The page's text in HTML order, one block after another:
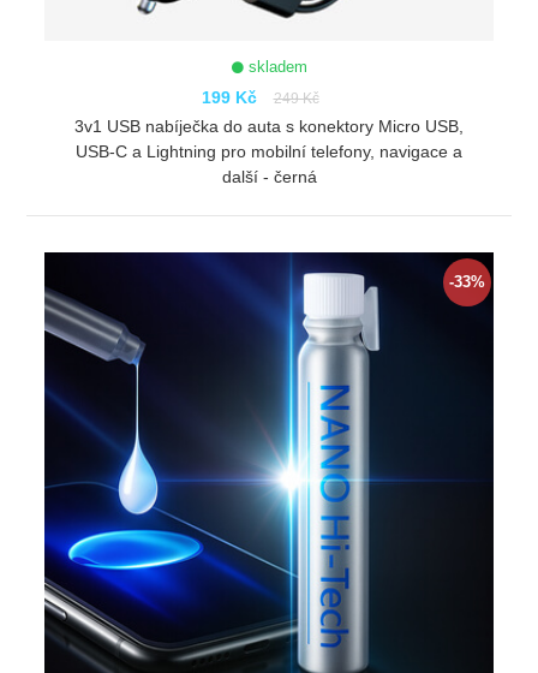
skladem
199 Kč 249 Kč
ZOBRAZIT
3v1 USB nabíječka do auta s konektory Micro USB,
USB-C a Lightning pro mobilní telefony, navigace a
další - černá
-33%